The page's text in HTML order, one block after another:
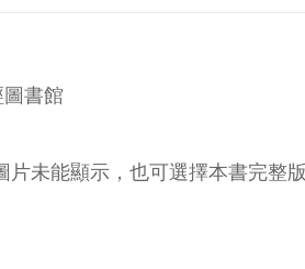
書館
片未能顯示，也可選擇本書完整